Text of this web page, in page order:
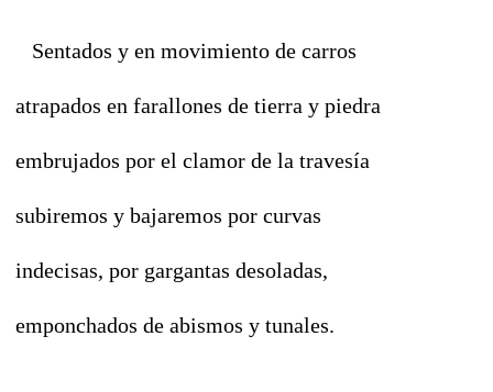
Sentados y en movimiento de carros
atrapados en farallones de tierra y piedra
embrujados por el clamor de la travesía
subiremos y bajaremos por curvas
indecisas, por gargantas desoladas,
emponchados de abismos y tunales.